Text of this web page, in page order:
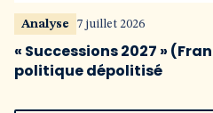
Analyse 7 juillet 2026
« Successions 2027 »
politique dépolitisé